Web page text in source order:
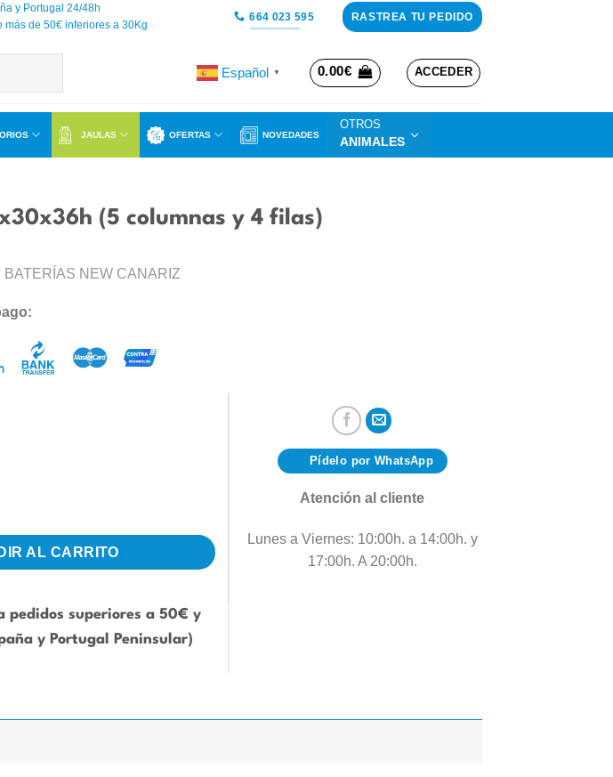
y Portugal 24/48h
más de 50€ inferiores a 30Kg
664 023 595 RASTREA TU PEDIDO
Español ▼ 0.00€ ACCEDER
JAULAS OFERTAS NOVEDADES
OTROS
ANIMALES
(5 columnas y 4 filas)
BATERÍAS NEW CANARIZ
columnas y 4 filas) cantidad
AL CARRITO
pedidos superiores a 50€ y
y Portugal Peninsular)
Pídelo por WhatsApp
Atención al cliente
Lunes a Viernes: 10:00h. a 14:00h. y
17:00h. A 20:00h.